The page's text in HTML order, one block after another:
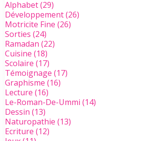
Alphabet(29)
Développement(26)
Motricite Fine (26)
Sorties (24)
Ramadan (22)
Cuisine (18)
Scolaire (17)
Témoignage (17)
Graphisme (16)
Lecture (16)
Le-Roman-De-Ummi (14)
Dessin (13)
Naturopathie (13)
Ecriture (12)